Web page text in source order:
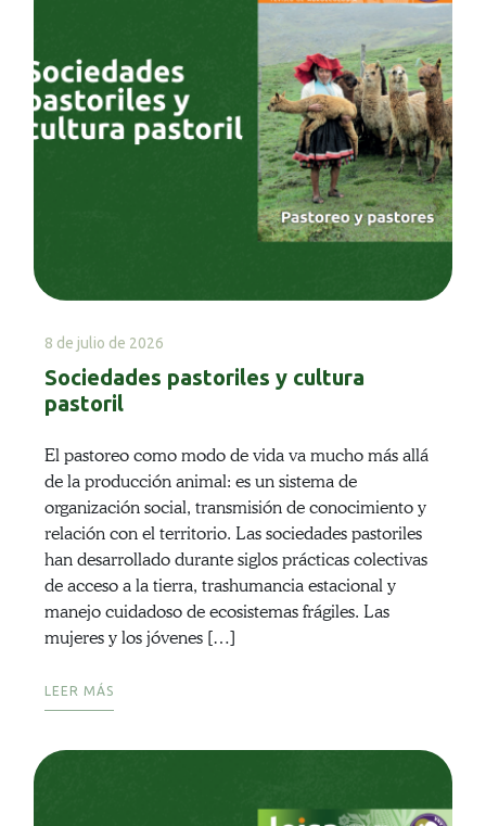
8 de julio de 2026
Sociedades pastoriles y cultura
pastoril
El pastoreo como modo de vida va mucho más allá
de la producción animal: es un sistema de
organización social, transmisión de conocimiento y
relación con el territorio. Las sociedades pastoriles
han desarrollado durante siglos prácticas colectivas
de acceso a la tierra, trashumancia estacional y
manejo cuidadoso de ecosistemas frágiles. Las
mujeres y los jóvenes […]
LEER MÁS